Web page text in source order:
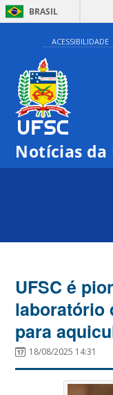
BRASIL
ACESSIBILIDADE
Notícias da
UFSC é
laboratório
para
18/08/2025 14:31